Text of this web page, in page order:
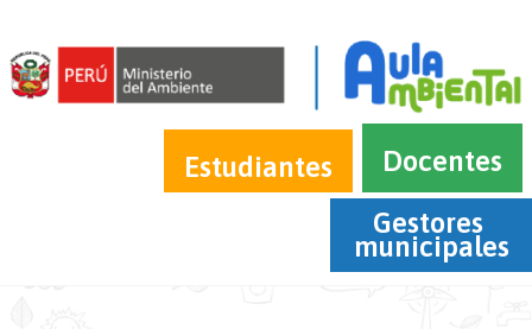
Estudiantes
Docentes
Gestores
municipales